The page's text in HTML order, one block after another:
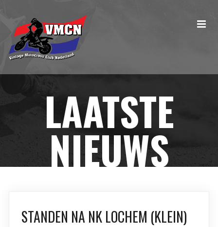
LAATSTE
NIEUWS
STANDEN NA NK LOCHEM (KLEIN)